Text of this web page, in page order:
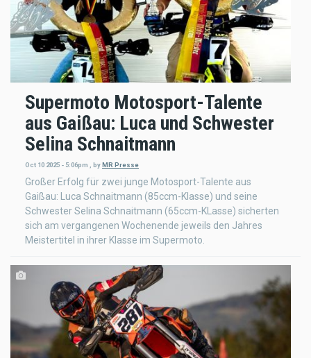
Supermoto Motosport-Talente
aus Gaißau: Luca und Schwester
Selina Schnaitmann
Oct 10 2025 - 5:06pm byMR Presse
Großer Erfolg für zwei junge Motosport-Talente aus
Gaißau: Luca Schnaitmann (85ccm-Klasse) und seine
Schwester Selina Schnaitmann (65ccm-KLasse) sicherten
sich am vergangenen Wochenende jeweils den Jahres
Meistertitel in ihrer Klasse im Supermoto.